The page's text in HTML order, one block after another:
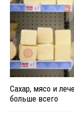
Сахар, мясо и
больше всего